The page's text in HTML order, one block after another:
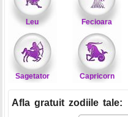
Leu Fecioara
Sagetator Capricorn
Afla gratuit zodiile tale: